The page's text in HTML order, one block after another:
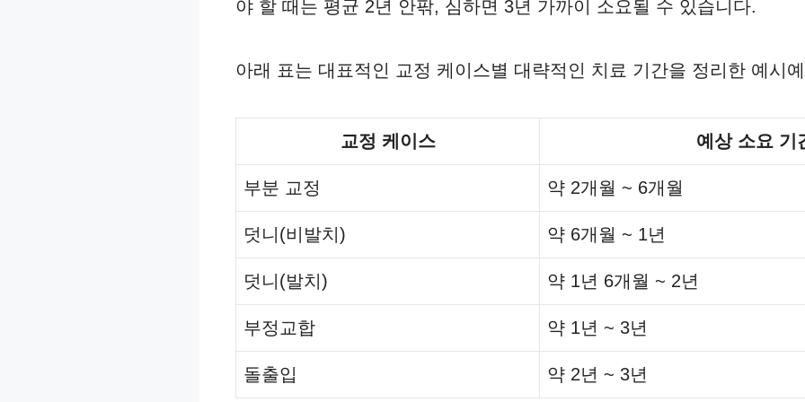
야 할 때는 평균 2년 안팎, 심하면 3년 가까이 소요될 수 있습니다.
아래 표는 대표적인 교정 케이스별 대략적인 치료 기간을 정리한 예시
교정 케이스 예상 소요 기
부분 교정 약 2개월 ~ 6개월
덧니(비발치) 약 6개월 ~ 1년
덧니(발치) 약 1년 6개월 ~ 2년
부정교합 약 1년 ~ 3년
돌출입 약 2년 ~ 3년